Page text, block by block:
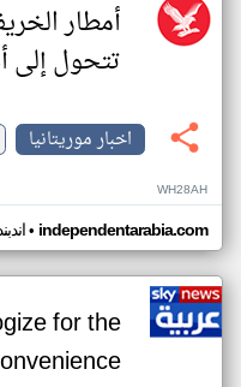
أمطار
تتحول إلى
اخبار موريتانيا
WH28AH
• independentarabia.com
for the